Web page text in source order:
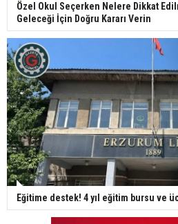
Özel Okul Seçerken Nelere Dikkat
Geleceği İçin Doğru Kararı Verin
Eğitime destek! 4 yıl eğitim bursu ve